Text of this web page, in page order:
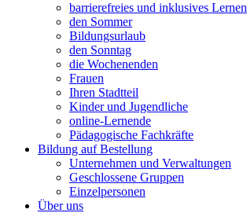
barrierefreies und inklusives Lernen
den Sommer
Bildungsurlaub
den Sonntag
die Wochenenden
Frauen
Ihren Stadtteil
Kinder und Jugendliche
online-Lernende
Pädagogische Fachkräfte
Bildung auf Bestellung
Unternehmen und Verwaltungen
Geschlossene Gruppen
Einzelpersonen
Über uns